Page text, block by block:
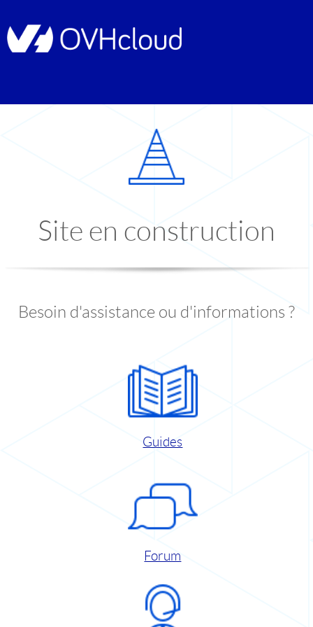
Site en construction
Besoin d'assistance ou d'informations ?
Guides
Forum